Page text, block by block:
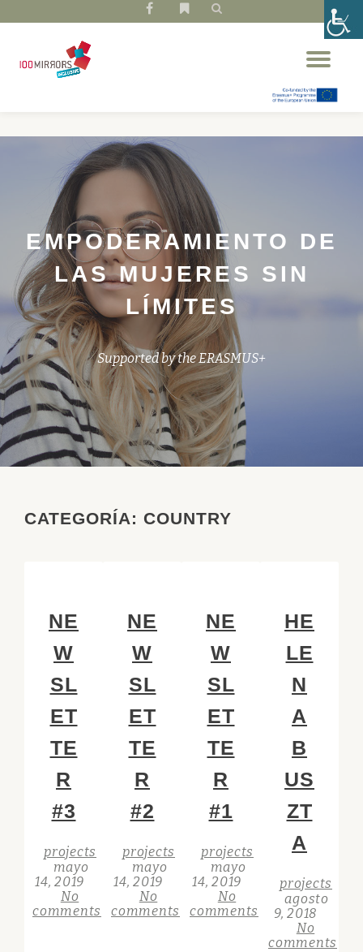
contenido
fa-
fa-
EMPODERAMIENTO DE
LAS MUJERES SIN
LÍMITES
Supported by the ERASMUS+
CATEGORÍA: COUNTRY
NE
W
SL
ET
TE
R
#3
projects
mayo
14, 2019
No
comments
NE
W
SL
ET
TE
R
#2
projects
mayo
14, 2019
No
comments
NE
W
SL
ET
TE
R
#1
projects
mayo
14, 2019
No
comments
HE
LE
N
A
B
US
ZT
A
projects
agosto
9, 2018
No
comments